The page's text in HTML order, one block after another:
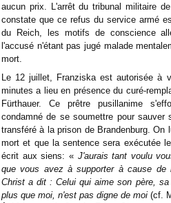
aucun prix. L'arrêt du tribunal militaire
constate que ce refus du service armé
du Reich, les motifs de conscience
l'accusé n'étant pas jugé malade
mort.
Le 12 juillet, Franziska est autorisée à
minutes a lieu en présence du curé-
Fürthauer. Ce prêtre pusillanime
condamné de se soumettre pour
transféré à la prison de Brandenburg. On
mort et que la sentence sera exécutée
écrit aux siens: « J'aurais tant voulu
que vous avez à supporter à cause
Christ a dit : Celui qui aime son père,
plus que moi, n'est pas digne de moi (cf.